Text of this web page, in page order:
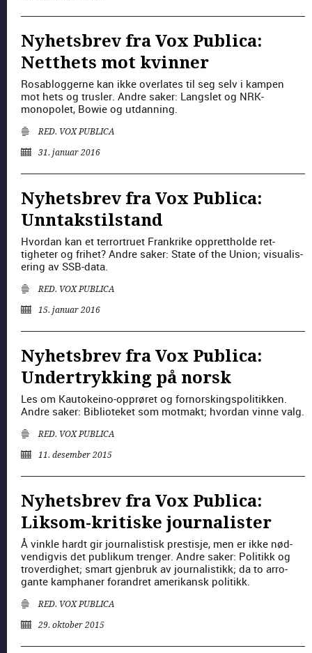
Nyhetsbrev fra Vox Publica:
Netthets mot kvinner
Ros­ablog­gerne kan ikke over­lates til seg selv i kam­p­en
mot hets og trusler. Andre sak­er: Langslet og NRK-
monopo­let, Bowie og utdan­ning.
RED. VOX PUBLICA
31. januar 2016
Nyhetsbrev fra Vox Publica:
Unntakstilstand
Hvor­dan kan et ter­rortruet Frankrike oppret­tholde ret­
tigheter og fri­het? Andre sak­er: State of the Union; visu­alis­
er­ing av SSB-data.
RED. VOX PUBLICA
15. januar 2016
Nyhetsbrev fra Vox Publica:
Undertrykking på norsk
Les om Kau­tokeino-opprøret og fornorsk­ingspoli­tikken.
Andre sak­er: Bib­lioteket som mot­makt; hvor­dan vinne valg.
RED. VOX PUBLICA
11. desember 2015
Nyhetsbrev fra Vox Publica:
Liksom-kritiske journalister
Å vin­kle hardt gir jour­nal­is­tisk prestis­je, men er ikke nød­
vendigvis det pub­likum trenger. Andre sak­er: Poli­tikk og
tro­verdighet; smart gjen­bruk av jour­nal­is­tikk; da to arro­
gante kam­phan­er foran­dret amerikan­sk poli­tikk.
RED. VOX PUBLICA
29. oktober 2015